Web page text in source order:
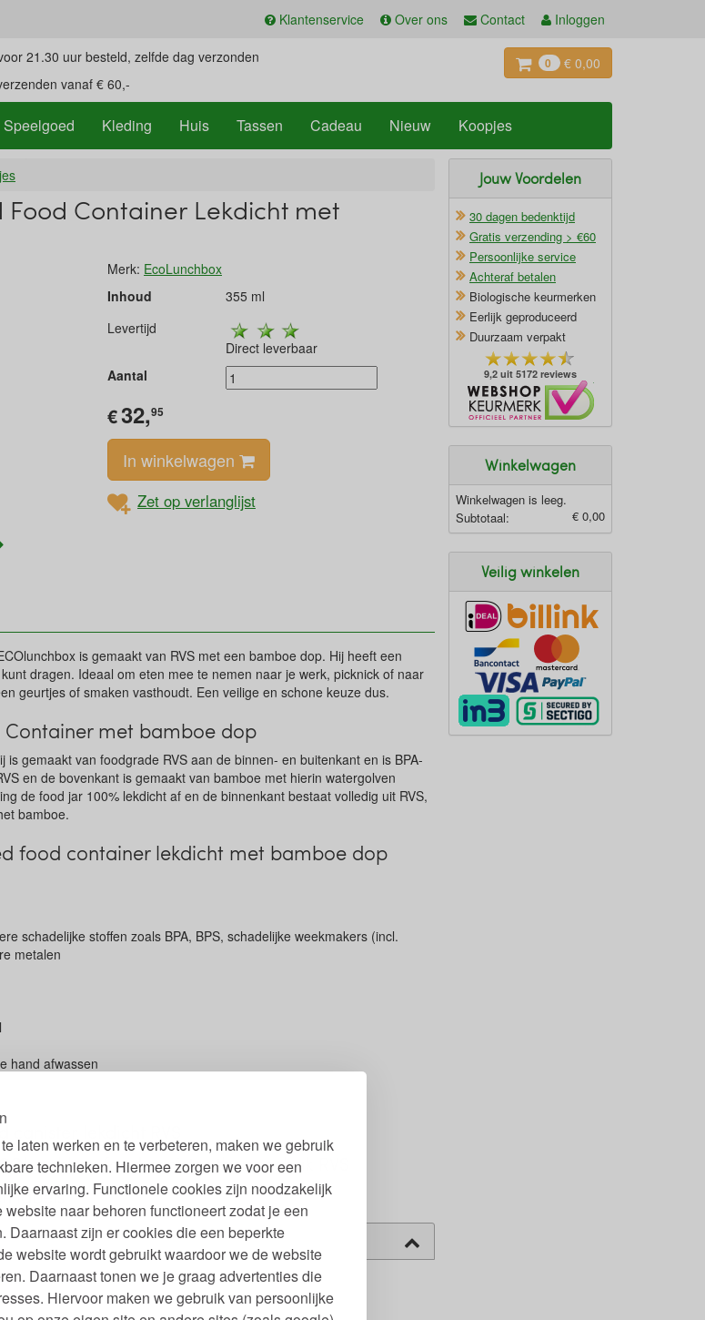
laten werken en te verbeteren, maken we gebruik
technieken. Hiermee zorgen we voor een
ervaring. Functionele cookies zijn noodzakelijk
naar behoren functioneert zodat je een
Daarnaast zijn er cookies die een beperkte
website wordt gebruikt waardoor we de website
Daarnaast tonen we je graag advertenties die
Hiervoor maken we gebruik van persoonlijke
Klantenservice Over ons Contact Inloggen
0 € 0,00
21.30 uur besteld, zelfde dag verzonden
vanaf € 60,-
Speelgoed Kleding Huis Tassen Cadeau Nieuw Koopjes
Food Container Lekdicht met
Merk: EcoLunchbox
Inhoud
355 ml
Levertijd
Direct leverbaar
Aantal
€32,95
In winkelwagen
Zet op verlanglijst
is gemaakt van RVS met een bamboe dop. Hij heeft een
dragen. Ideaal om eten mee te nemen naar je werk, picknick of naar
geurtjes of smaken vasthoudt. Een veilige en schone keuze dus.
met bamboe dop
gemaakt van foodgrade RVS aan de binnen- en buitenkant en is BPA-
en de bovenkant is gemaakt van bamboe met hierin watergolven
de food jar 100% lekdicht af en de binnenkant bestaat volledig uit RVS,
bamboe.
food container lekdicht met bamboe dop
schadelijke stoffen zoals BPA, BPS, schadelijke weekmakers (incl.
metalen
hand afwassen
lekdicht RVS
food canister thermosbak RVS
labels
Jouw Voordelen
30 dagen bedenktijd
Gratis verzending > €60
Persoonlijke service
Achteraf betalen
Biologische keurmerken
Eerlijk geproduceerd
Duurzaam verpakt
9,2 uit 5172 reviews
Winkelwagen
Winkelwagen is leeg.
Subtotaal:
€ 0,00
Veilig winkelen